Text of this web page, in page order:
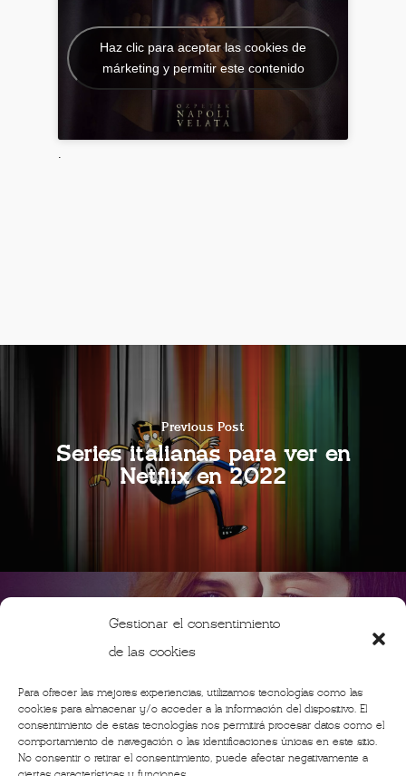
Gestionar el consentimiento
de las cookies
Para ofrecer las mejores experiencias, utilizamos tecnologías como las
cookies para almacenar y/o acceder a la información del dispositivo. El
consentimiento de estas tecnologías nos permitirá procesar datos como el
comportamiento de navegación o las identificaciones únicas en este sitio.
No consentir o retirar el consentimiento, puede afectar negativamente a
Haz clic para aceptar las cookies de
márketing y permitir este contenido
Previous Post
Series italianas para ver en
Netflix en 2022
Next Post
ver en 2021